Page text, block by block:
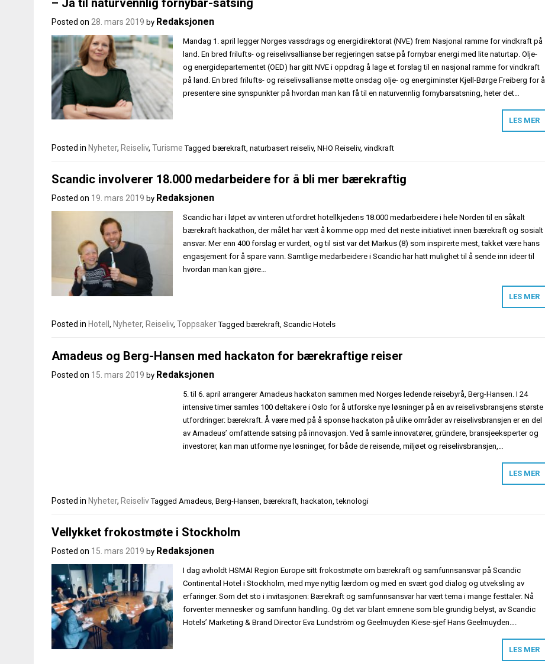
– Ja til naturvennlig fornybar-satsing
Posted on 28. mars 2019 by Redaksjonen
Mandag 1. april legger Norges vassdrags og energidirektorat (NVE) frem Nasjonal ramme for vindkraft på
land. En bred frilufts- og reiselivsallianse ber regjeringen satse på fornybar energi med lite naturtap. Olje-
og energidepartementet (OED) har gitt NVE i oppdrag å lage et forslag til en nasjonal ramme for vindkraft
på land. En bred frilufts- og reiselivsallianse møtte onsdag olje- og energiminster Kjell-Børge Freiberg for å
presentere sine synspunkter på hvordan man kan få til en naturvennlig fornybarsatsning, heter det…
LES MER
Posted in Nyheter, Reiseliv, Turisme Tagged bærekraft naturbasert reiseliv, NHO Reiseliv, vindkraft
Scandic involverer 18.000 medarbeidere for å bli mer bærekraftig
Posted on 19. mars 2019 by Redaksjonen
Scandic har i løpet av vinteren utfordret hotellkjedens 18.000 medarbeidere i hele Norden til en såkalt
bærekraft hackathon, der målet har vært å komme opp med det neste initiativet innen bærekraft og sosialt
ansvar. Mer enn 400 forslag er vurdert, og til sist var det Markus (8) som inspirerte mest, takket være hans
engasjement for å spare vann. Samtlige medarbeidere i Scandic har hatt mulighet til å sende inn ideer til
hvordan man kan gjøre…
LES MER
Posted in Hotell , Nyheter, Reiseliv, Toppsaker Tagged bærekraft, Scandic Hotels
Amadeus og Berg-Hansen med hackaton for bærekraftige reiser
Posted on 15. mars 2019 by Redaksjonen
5. til 6. april arrangerer Amadeus hackaton sammen med Norges ledende reisebyrå, Berg-Hansen. I 24
intensive timer samles 100 deltakere i Oslo for å utforske nye løsninger på en av reiselivsbransjens største
utfordringer: bærekraft. Å være med på å sponse hackaton på ulike områder av reiselivsbransjen er en del
av Amadeus’ omfattende satsing på innovasjon. Ved å samle innovatører, gründere, bransjeeksperter og
investorer, kan man utforme nye løsninger, for både de reisende, miljøet og reiselivsbransjen,…
LES MER
Posted in Nyheter, Reiseliv Tagged Amadeus Berg-Hansen bærekraft hackaton ,teknologi
Vellykket frokostmøte i Stockholm
Posted on 15. mars 2019 by Redaksjonen
I dag avholdt HSMAI Region Europe sitt frokostmøte om bærekraft og samfunnsansvar på Scandic
Continental Hotel i Stockholm, med mye nyttig lærdom og med en svært god dialog og utveksling av
erfaringer. Som det sto i invitasjonen: Bærekraft og samfunnsansvar har vært tema i mange festtaler. Nå
forventer mennesker og samfunn handling. Og det var blant emnene som ble grundig belyst, av Scandic
Hotels’ Marketing & Brand Director Eva Lundström og Geelmuyden Kiese-sjef Hans Geelmuyden….
LES MER